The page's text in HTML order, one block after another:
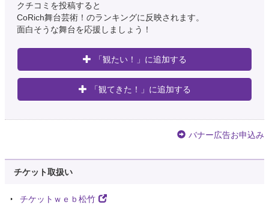
クチコミを投稿すると
CoRich舞台芸術！のランキングに反映されます。
面白そうな舞台を応援しましょう！
「観たい！」に追加する
「観てきた！」に追加する
バナー広告お申込み
チケット取扱い
チケットｗｅｂ松竹